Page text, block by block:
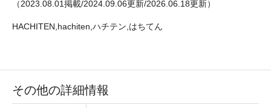
（2023.08.01掲載/2024.09.06更新/2026.06.18更新）
HACHITEN,hachiten,ハチテン,はちてん
その他の詳細情報